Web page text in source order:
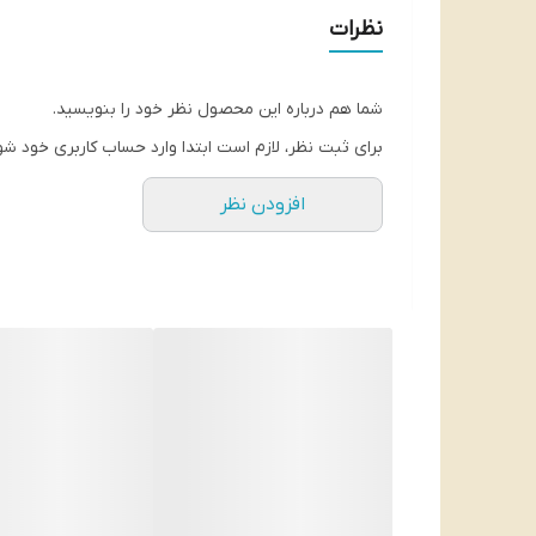
نظرات
شما هم درباره این محصول نظر خود را بنویسید.
برای ثبت نظر، لازم است ابتدا وارد حساب کاربری خود
افزودن نظر